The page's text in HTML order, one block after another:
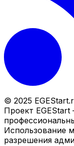
© 2025
Проект EGEStart
Использование
разрешения